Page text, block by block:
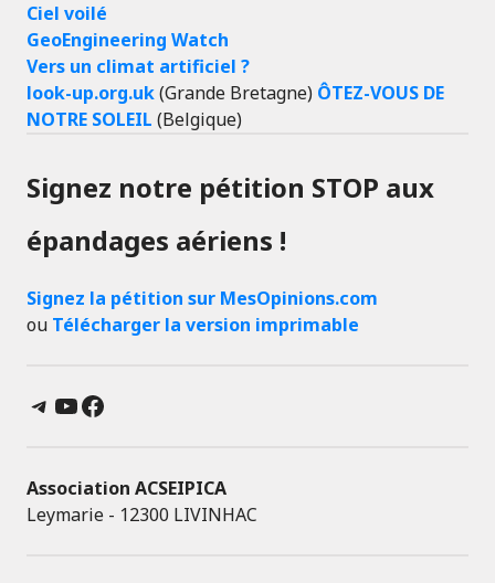
Ciel voilé
GeoEngineering Watch
Vers un climat artificiel ?
look-up.org.uk(Grande Bretagne) ÔTEZ-VOUS DE
NOTRE SOLEIL (Belgique)
Signez notre pétition STOP aux
épandages aériens !
Signez la pétition sur MesOpinions.com
ou Télécharger la version imprimable
Telegram
YouTube
Facebook
Association ACSEIPICA
Leymarie - 12300 LIVINHAC